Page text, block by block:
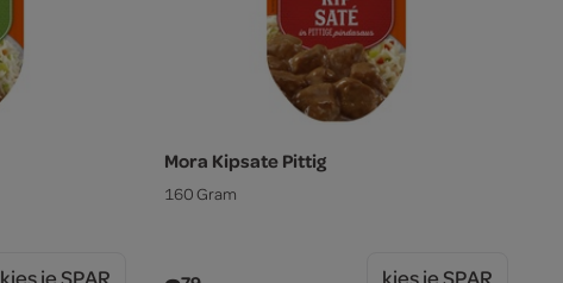
Mora Kipsate Pittig
160 Gram